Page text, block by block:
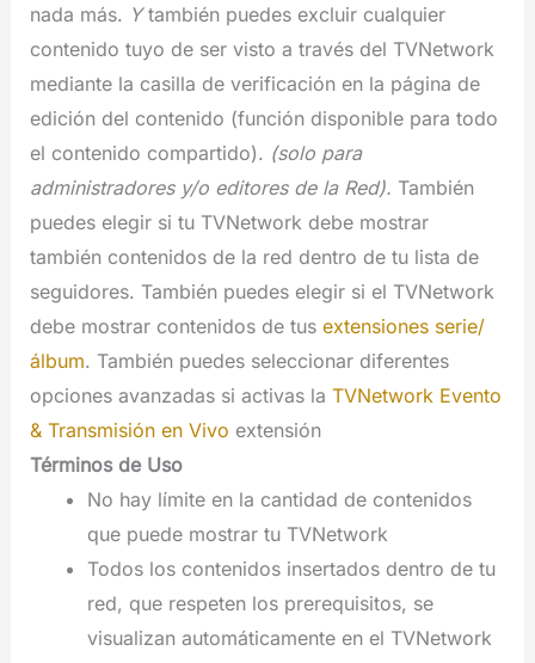
nada más. Ytambién puedes excluir cualquier
contenido tuyo de ser visto a través del TVNetwork
mediante la casilla de verificación en la página de
edición del contenido (función disponible para todo
el contenido compartido). (solo para
administradores y/o editores de la Red). También
puedes elegir si tu TVNetwork debe mostrar
también contenidos de la red dentro de tu lista de
seguidores. También puedes elegir si el TVNetwork
debe mostrar contenidos de tus extensiones serie/
álbum. También puedes seleccionar diferentes
opciones avanzadas si activas la TVNetwork Evento
& Transmisión en Vivo extensión
Términos de Uso
No hay límite en la cantidad de contenidos
que puede mostrar tu TVNetwork
Todos los contenidos insertados dentro de tu
red, que respeten los prerequisitos, se
visualizan automáticamente en el TVNetwork